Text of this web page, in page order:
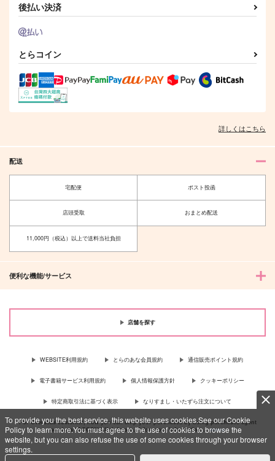
To provide you the best service, this website uses cookies.See our Cookie
Policy to learn more.You must agree to the use of cookies to browse the
website, but you can also refuse the use of some cookies through your browser
settings.
後払い決済
とらコイン
詳しくはこちら
配送
宅配便 ポスト投函
店頭受取 おまとめ配送
11,000円（税込）以上で送料当社負担
便利な機能/サービス
店舗を探す
WEBSITE利用規約 とらのあな会員規約 通信販売ポイント規約
電子書籍サービス利用規約 個人情報保護方針 クッキーポリシー
特定商取引法に基づく表示 なりすまし・いたずら注文について
For Overseas customer, now you can ship your purchases by using purchases agent
services “AOCS”! Click {more…} for more information …more